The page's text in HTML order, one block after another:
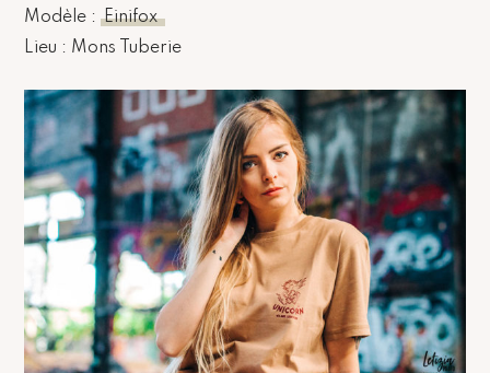
Modèle :Einifox
Lieu : Mons Tuberie